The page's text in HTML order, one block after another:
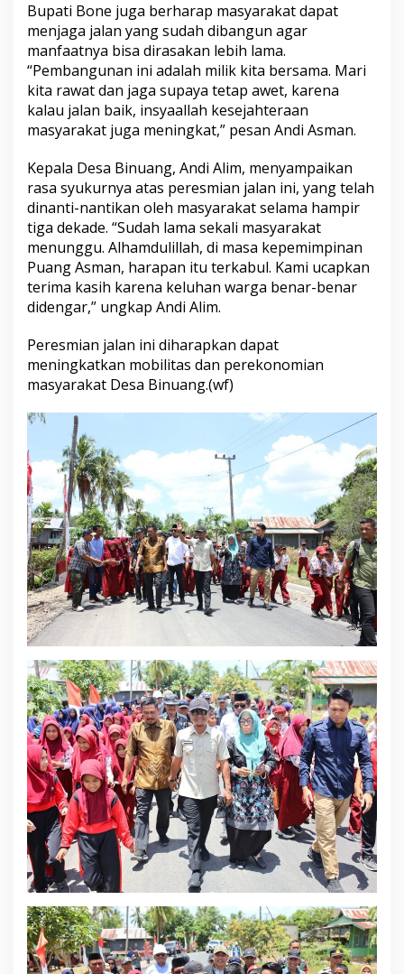
r
g
a
S
m
b
u
d
n
g
a
n
S
u
k
a
i
t
a
Bupati Bone juga berharap masyarakat dapat
menjaga jalan yang sudah dibangun agar
manfaatnya bisa dirasakan lebih lama.
“Pembangunan ini adalah milik kita bersama. Mari
kita rawat dan jaga supaya tetap awet, karena
kalau jalan baik, insyaallah kesejahteraan
masyarakat juga meningkat,” pesan Andi Asman.
Kepala Desa Binuang, Andi Alim, menyampaikan
rasa syukurnya atas peresmian jalan ini, yang telah
dinanti-nantikan oleh masyarakat selama hampir
tiga dekade. “Sudah lama sekali masyarakat
menunggu. Alhamdulillah, di masa kepemimpinan
Puang Asman, harapan itu terkabul. Kami ucapkan
terima kasih karena keluhan warga benar-benar
didengar,” ungkap Andi Alim.
Peresmian jalan ini diharapkan dapat
meningkatkan mobilitas dan perekonomian
masyarakat Desa Binuang.(wf)